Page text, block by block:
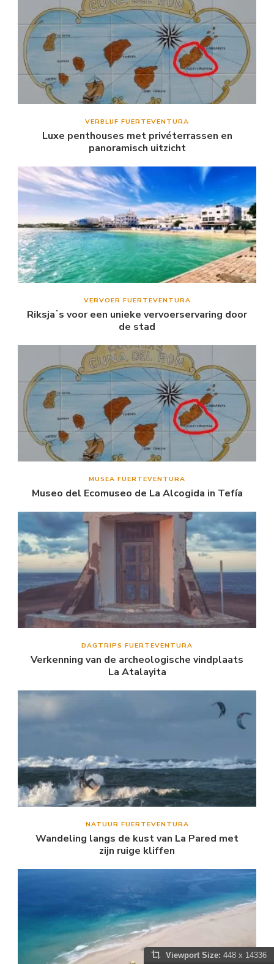
VERBLIJF FUERTEVENTURA
Luxe penthouses met privéterrassen en
panoramisch uitzicht
VERVOER FUERTEVENTURA
Riksjaʼs voor een unieke vervoerservaring door
de stad
MUSEA FUERTEVENTURA
Museo del Ecomuseo de La Alcogida in Tefía
DAGTRIPS FUERTEVENTURA
Verkenning van de archeologische vindplaats
La Atalayita
NATUUR FUERTEVENTURA
Wandeling langs de kust van La Pared met
zijn ruige kliffen
Viewport Size: 448 x 14336